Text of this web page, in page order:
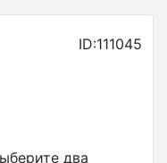
ID:111045
два